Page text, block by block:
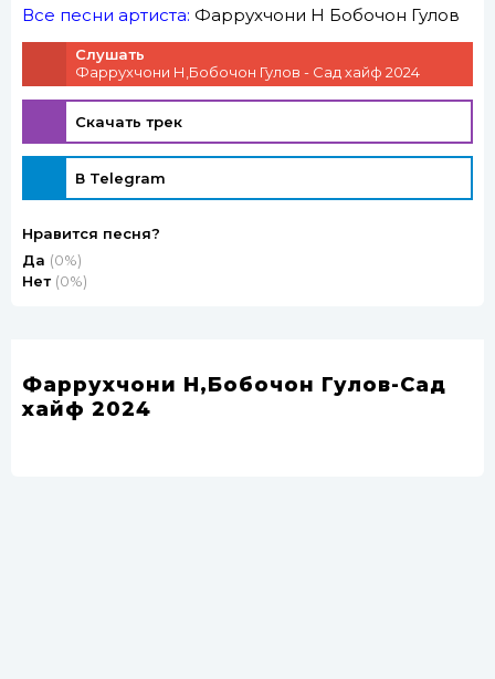
Все песни артиста: Фаррухчони Н Бобочон Гулов
Слушать
Фаррухчони Н,Бобочон Гулов - Сад хайф 2024
Скачать трек
В Telegram
Нравится песня?
Да (0%)
Нет (0%)
Фаррухчони Н,Бобочон Гулов-Сад
хайф 2024